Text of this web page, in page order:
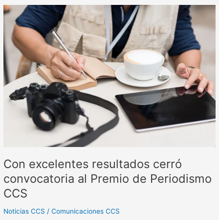
Con excelentes resultados cerró
convocatoria al Premio de Periodismo
CCS
Noticias CCS /Comunicaciones CCS
Con
excelentes
resultados
cerró
convocatoria
al
Premio
de
Periodismo